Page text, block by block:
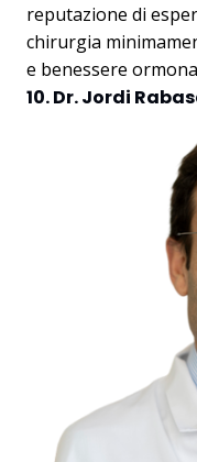
reputazione di
chirurgia
e benessere
10. Dr. Jordi